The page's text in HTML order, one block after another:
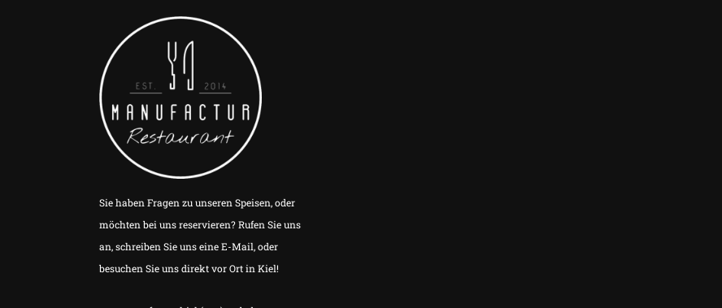
Sie haben Fragen zu unseren Speisen, oder
möchten bei uns reservieren? Rufen Sie uns
an, schreiben Sie uns eine E-Mail, oder
besuchen Sie uns direkt vor Ort in Kiel!